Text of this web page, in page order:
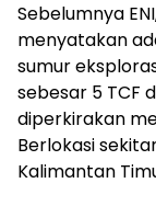
Sebelumnya
menyatakan
sumur
sebesar 5 TCF
diperkirakan
Berlokasi
Kalimantan